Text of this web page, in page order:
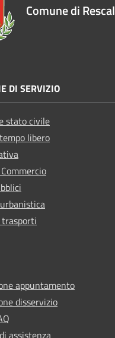
Comune di
DI SERVIZIO
stato civile
libero
appuntamento
disservizio
assistenza